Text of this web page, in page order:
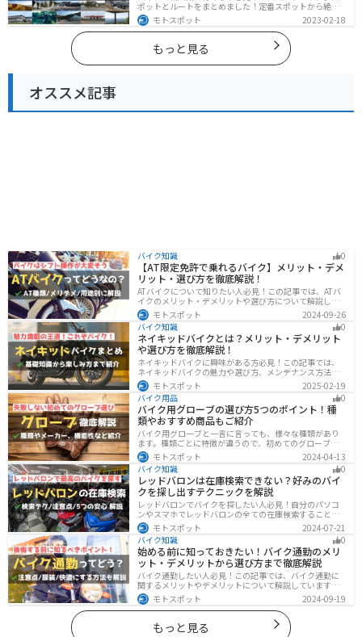
ポットとルートをまとめました！定番スポットから絶景
スポット、温泉、海、グルメなど様々なジャンルで楽し
めます。バイクで石川ツーリングに行こうと思っている
人は、参考にしてください。
モトスポット 2023-02-18
もっと見る
オススメ記事
バイク知識 0
【AT限定免許で乗れるバイク】メリット・デメ
リット・選び方を徹底解説！
ATバイクについて知りたい人必見！この記事では、ATバ
イクのメリット・デメリットや選び方について解説しま
す。 実はAT限定免許で乗れるバイクの種類は多数ありま
す。記事を参考に、自分に合ったATバイクを選びましょ
う。
モトスポット
2024-09-26
バイク知識
0
ネイキッドバイクとは？メリット・デメリット
や選び方を徹底解説！
ネイキッドバイクに興味がある方必見！この記事では、
ネイキッドバイクの魅力や選び方、メンテナンス方法な
どを解説しています。実は、ネイキッドバイクは、操作
性に優れており、初心者にも優しいバイクです。この記
事を読めば、ネイキッドバイクへの理解が深まります。
モトスポット
2025-02-19
バイク用品
0
バイク用グローブの選び方5つのポイント！種
類やおすすめ商品もご紹介
バイク用グローブと一言に言っても、様々な種類があり
ます。種類ごとに特徴が違うので、初めてのグローブ選
びで失敗しないように、しっかりと理解して選ぶように
しましょう。この記事では、特徴やメリットデメリッ
ト、有名メーカーなど初心者が知っておくべきことをま
とめました。
モトスポット
2024-04-13
バイク知識
0
レッドバロンは在庫検索できない？好みのバイ
クを探し出すテクニックを解説
レッドバロンでバイクを探したい人必見！自分のパソコ
ンやスマホでレッドバロンの全ての在庫検索することは
不可能です。自分に合ったバイクを探すためには、店舗
に行きイントラネットで探してもらう必要があります。
その際の注意点や自分に合ったバイクを見つけるテクニ
ックをまとめました。
モトスポット
2024-07-21
バイク知識
0
始める前に知っておきたい！バイク通勤のメリ
ット・デメリットから選び方まで徹底解説
バイク通勤したい人必見！この記事では、バイク通勤に
関するメリットやデメリットについて解説しています。
実は通勤時間を短縮できるメリットがありますが、会社
によっては許可されない場合もあるので、事前に確認が
必要です。この記事を読めばバイク通勤の始め方がわか
ります。
モトスポット 2024-09-19
もっと見る